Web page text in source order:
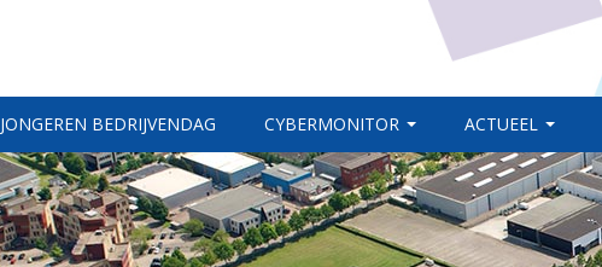
JONGEREN BEDRIJVENDAG CYBERMONITOR ACTUEEL